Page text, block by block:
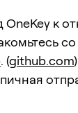
к
. (github.com)